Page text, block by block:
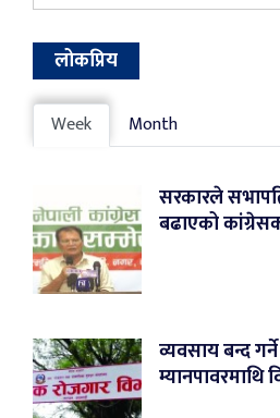
लोकप्रिय
Week Month
सरकारले
बढाएको
व्यवसाय बन्द
म्यानपावरमाथि